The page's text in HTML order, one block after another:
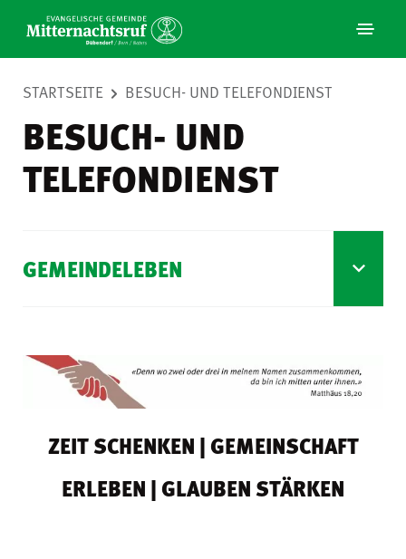
STARTSEITE BESUCH- UND TELEFONDIENST
BESUCH- UND
TELEFONDIENST
ZEIT SCHENKEN | GEMEINSCHAFT
ERLEBEN | GLAUBEN STÄRKEN
GEMEINDELEBEN